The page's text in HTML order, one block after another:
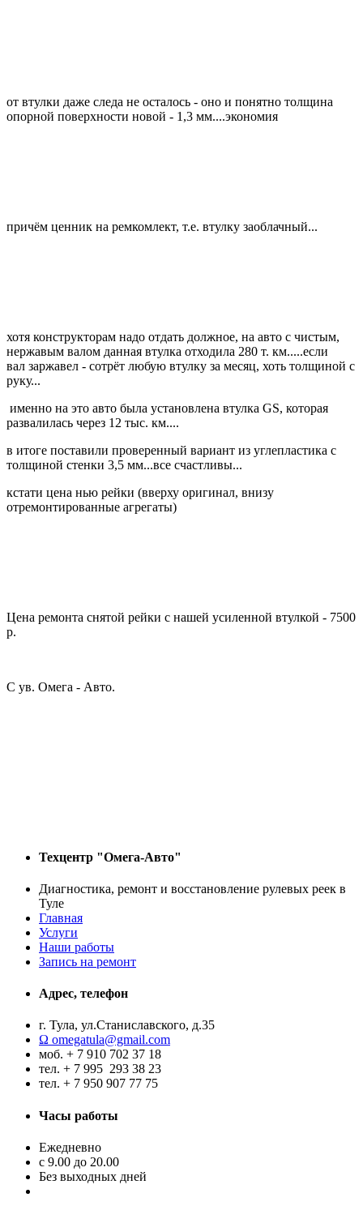
от втулки даже следа не осталось - оно и понятно толщина
опорной поверхности новой - 1,3 мм....экономия
причём ценник на ремкомлект, т.е. втулку заоблачный...
хотя конструкторам надо отдать должное, на авто с чистым,
нержавым валом данная втулка отходила 280 т. км.....если
вал заржавел - сотрёт любую втулку за месяц, хоть толщиной с
руку...
именно на это авто была установлена втулка GS, которая
развалилась через 12 тыс. км....
в итоге поставили проверенный вариант из углепластика с
толщиной стенки 3,5 мм...все счастливы...
кстати цена нью рейки (вверху оригинал, внизу
отремонтированные агрегаты)
Цена ремонта снятой рейки с нашей усиленной втулкой - 7500
р.
С ув. Омега - Авто.
Техцентр "Омега-Авто"
Диагностика, ремонт и восстановление рулевых реек в
Туле
Главная
Услуги
Наши работы
Запись на ремонт
Адрес, телефон
г. Тула, ул.Станиславского, д.35
Ω omegatula@gmail.com
моб. + 7 910 702 37 18
тел. + 7 995 293 38 23
тел. + 7 950 907 77 75
Часы работы
Ежедневно
с 9.00 до 20.00
Без выходных дней